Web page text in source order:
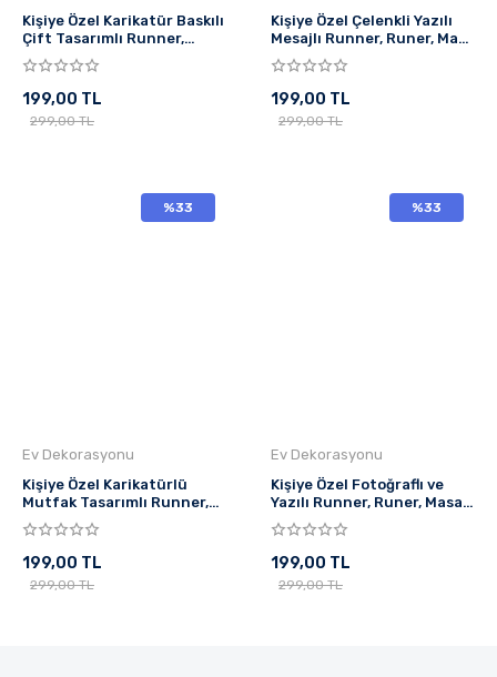
Kişiye Özel Karikatür Baskılı
Çift Tasarımlı Runner,
Runer, Sofranıza Zarafet ,
Masa Örtüsü
199,00 TL
299,00 TL
Kişiye Özel Çelenkli Yazılı
Mesajlı Runner, Runer, Masa
Örtüsü, Sofranıza Zarafet
Katın Runner,
199,00 TL
299,00 TL
%33
Ev Dekorasyonu
Kişiye Özel Karikatürlü
Mutfak Tasarımlı Runner,
Runer, Masa Örtüsü,
Sofranıza Zarafet Katın
Runner
199,00 TL
299,00 TL
%33
Ev Dekorasyonu
Kişiye Özel Fotoğraflı ve
Yazılı Runner, Runer, Masa
Örtüsü, Sofranıza Zarafet
Katın Runner
199,00 TL
299,00 TL